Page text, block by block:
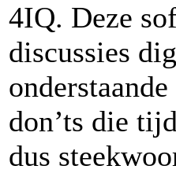
4IQ. Deze
discussies
don’ts die
dus